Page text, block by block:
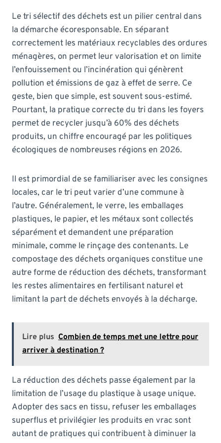
Le tri sélectif des déchets est un pilier central dans
la démarche écoresponsable. En séparant
correctement les matériaux recyclables des ordures
ménagères, on permet leur valorisation et on limite
l’enfouissement ou l’incinération qui génèrent
pollution et émissions de gaz à effet de serre. Ce
geste, bien que simple, est souvent sous-estimé.
Pourtant, la pratique correcte du tri dans les foyers
permet de recycler jusqu’à 60% des déchets
produits, un chiffre encouragé par les politiques
écologiques de nombreuses régions en 2026.
Il est primordial de se familiariser avec les consignes
locales, car le tri peut varier d’une commune à
l’autre. Généralement, le verre, les emballages
plastiques, le papier, et les métaux sont collectés
séparément et demandent une préparation
minimale, comme le rinçage des contenants. Le
compostage des déchets organiques constitue une
autre forme de réduction des déchets, transformant
les restes alimentaires en fertilisant naturel et
limitant la part de déchets envoyés à la décharge.
Lire plus Combien de temps met une lettre pour
arriver à destination ?
La réduction des déchets passe également par la
limitation de l’usage du plastique à usage unique.
Adopter des sacs en tissu, refuser les emballages
superflus et privilégier les produits en vrac sont
autant de pratiques qui contribuent à diminuer la